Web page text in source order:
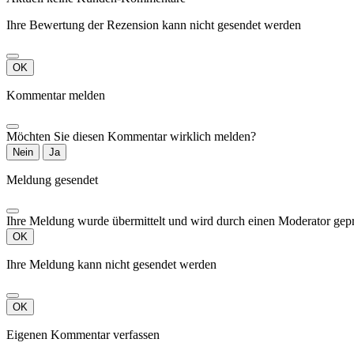
Ihre Bewertung der Rezension kann nicht gesendet werden
OK
Kommentar melden
Möchten Sie diesen Kommentar wirklich melden?
Nein Ja
Meldung gesendet
Ihre Meldung wurde übermittelt und wird durch einen Moderator
OK
Ihre Meldung kann nicht gesendet werden
OK
Eigenen Kommentar verfassen